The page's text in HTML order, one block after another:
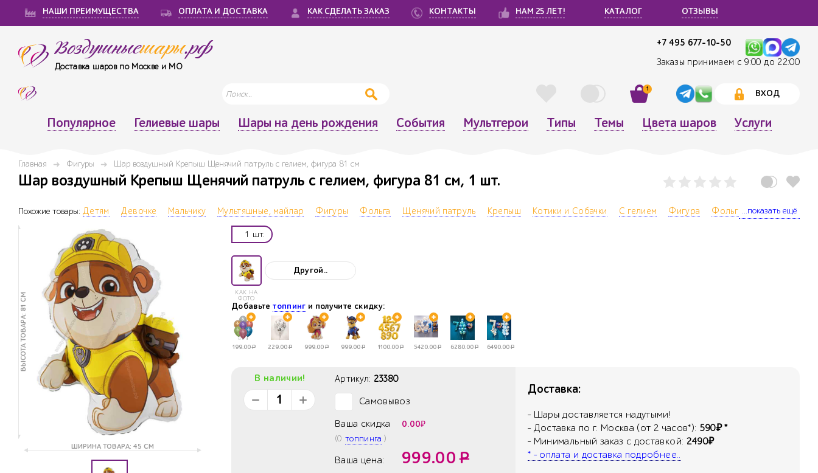
НАШИ ПРЕИМУЩЕСТВА ОПЛАТА И ДОСТАВКА КАК СДЕЛАТЬ ЗАКАЗ КОНТАКТЫ НАМ 25 ЛЕТ! КАТАЛОГ ОТЗЫВЫ
Воздушныешары.рф
Доставка шаров по Москве и МО
+7 495 677-10-50
Заказы принимаем с 9:00 до 22:00
1
ВХОД
Популярное Гелиевые шары Шары на день рождения События Мультгерои Типы Темы Цвета шаров Услуги
Главная Фигуры Шар воздушный Крепыш Щенячий патруль с гелием, фигура 81 см
Шар воздушный Крепыш Щенячий патруль с гелием, фигура 81 см, 1 шт.
...показать ещё
Похожие товары: Детям Девочке Мальчику Мультяшные, майлар Фигуры Фольга Щенячий патруль Крепыш Котики и Собачки С гелием Фигура Фольгированный
ВЫСОТА ТОВАРА: 81 СМ
ШИРИНА ТОВАРА: 45 СМ
1 шт.
КАК НА
ФОТО
Другой..
Добавьтетоппинг и получите скидку:
199.00Р 229.00Р 999.00Р 999.00Р 1100.00Р 5420.00Р 6280.00Р 6490.00Р
В наличии! Артикул: 23380
Самовывоз
Ваша скидка 0.00₽
(0 топпинга )
Ваша цена: 999.00 Р
Доставка:
- Шары доставляется надутыми!
- Доставка по г. Москва (от 2 часов*): 590₽ *
- Минимальный заказ с доставкой: 2490₽
* - оплата и доставка подробнее..